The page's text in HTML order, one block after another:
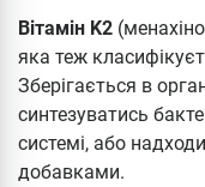
Вітамін K2
яка теж
Зберігається в
синтезуватись
системі, або
добавками.